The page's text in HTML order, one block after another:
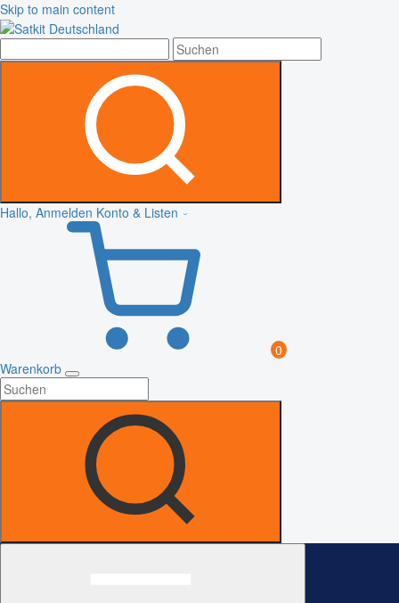
Skip to main content
Hallo, Anmelden Konto & Listen
0
Warenkorb